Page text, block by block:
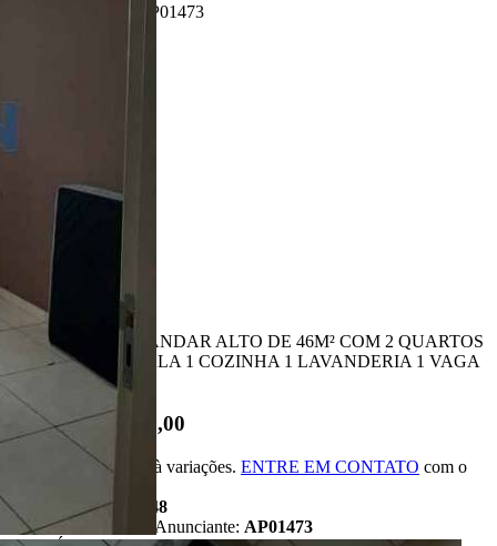
Referência: AP01473
Descrição
APARTAMENTO ANDAR ALTO DE 46M² COM 2 QUARTOS
1 BANHEIRO 1 SALA 1 COZINHA 1 LAVANDERIA 1 VAGA
NA GARAGEM
R$ 180.000,00
*Valor sujeito à variações. ENTRE EM CONTATO com o
Código:
481948
Referência do Anunciante: AP01473